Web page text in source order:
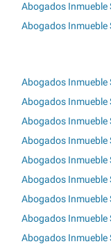
Abogados Inmueble
Abogados Inmueble
Abogados Inmueble
Abogados Inmueble
Abogados Inmueble
Abogados Inmueble
Abogados Inmueble
Abogados Inmueble
Abogados Inmueble
Abogados Inmueble
Abogados Inmueble